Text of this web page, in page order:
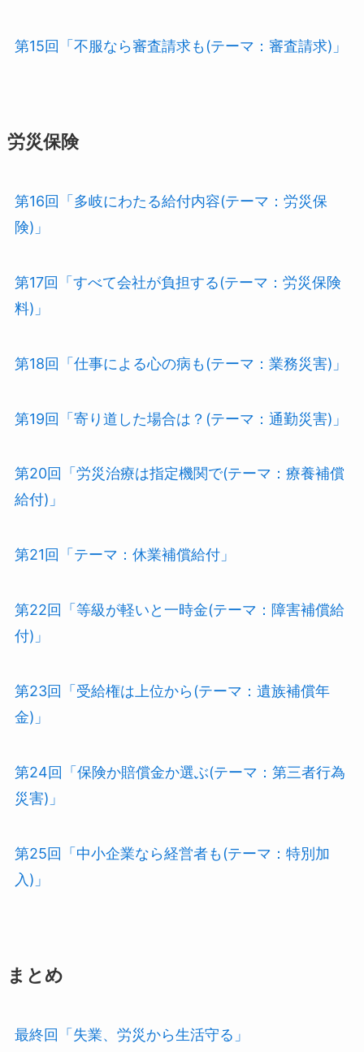
第15回「不服なら審査請求も(テーマ：審査請求)」
労災保険
第16回「多岐にわたる給付内容(テーマ：労災保
険)」
第17回「すべて会社が負担する(テーマ：労災保険
料)」
第18回「仕事による心の病も(テーマ：業務災害)」
第19回「寄り道した場合は？(テーマ：通勤災害)」
第20回「労災治療は指定機関で(テーマ：療養補償
給付)」
第21回「テーマ：休業補償給付」
第22回「等級が軽いと一時金(テーマ：障害補償給
付)」
第23回「受給権は上位から(テーマ：遺族補償年
金)」
第24回「保険か賠償金か選ぶ(テーマ：第三者行為
災害)」
第25回「中小企業なら経営者も(テーマ：特別加
入)」
まとめ
最終回「失業、労災から生活守る」